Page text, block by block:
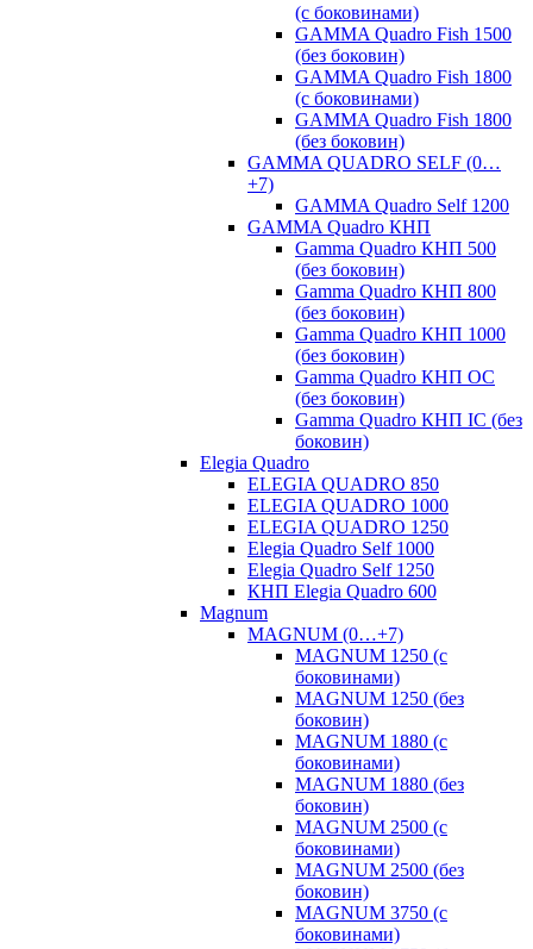
(с боковинами)
GAMMA Quadro Fish 1500
(без боковин)
GAMMA Quadro Fish 1800
(с боковинами)
GAMMA Quadro Fish 1800
(без боковин)
GAMMA QUADRO SELF (0…
+7)
GAMMA Quadro Self 1200
GAMMA Quadro КНП
Gamma Quadro КНП 500
(без боковин)
Gamma Quadro КНП 800
(без боковин)
Gamma Quadro КНП 1000
(без боковин)
Gamma Quadro КНП OC
(без боковин)
Gamma Quadro КНП IC (без
боковин)
Elegia Quadro
ELEGIA QUADRO 850
ELEGIA QUADRO 1000
ELEGIA QUADRO 1250
Elegia Quadro Self 1000
Elegia Quadro Self 1250
КНП Elegia Quadro 600
Magnum
MAGNUM (0…+7)
MAGNUM 1250 (с
боковинами)
MAGNUM 1250 (без
боковин)
MAGNUM 1880 (с
боковинами)
MAGNUM 1880 (без
боковин)
MAGNUM 2500 (с
боковинами)
MAGNUM 2500 (без
боковин)
MAGNUM 3750 (с
боковинами)